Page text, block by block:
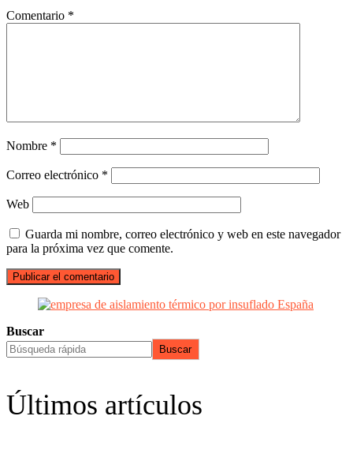
Comentario *
Nombre *
Correo electrónico *
Web
Guarda mi nombre, correo electrónico y web en este navegador
para la próxima vez que comente.
Buscar
Buscar
Últimos artículos